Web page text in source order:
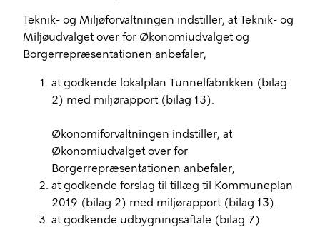
Teknik- og Miljøforvaltningen indstiller, at Teknik- og
Miljøudvalget over for Økonomiudvalget og
Borgerrepræsentationen anbefaler,
at godkende lokalplan Tunnelfabrikken (bilag
2) med miljørapport (bilag 13).
Økonomiforvaltningen indstiller, at
Økonomiudvalget over for
Borgerrepræsentationen anbefaler,
at godkende forslag til tillæg til Kommuneplan
2019 (bilag 2) med miljørapport (bilag 13).
at godkende udbygningsaftale (bilag 7)